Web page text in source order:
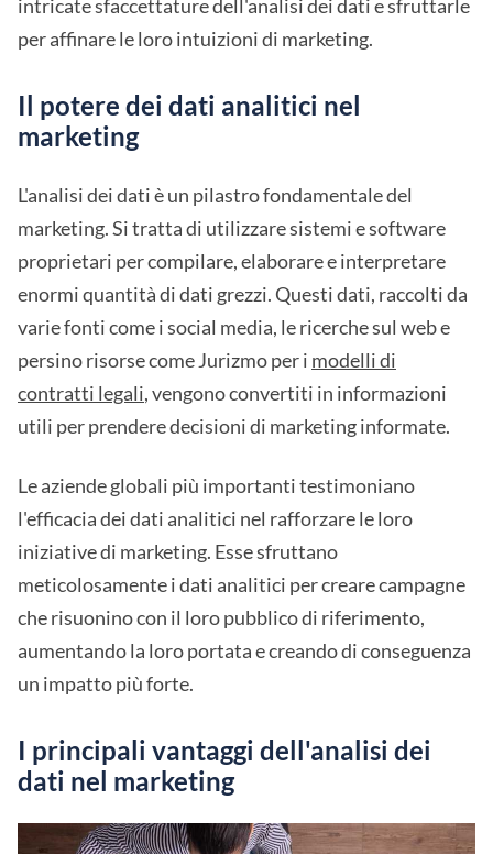
intricate sfaccettature dell'analisi dei dati e sfruttarle
per affinare le loro intuizioni di marketing.
Il potere dei dati analitici nel
marketing
L'analisi dei dati è un pilastro fondamentale del
marketing. Si tratta di utilizzare sistemi e software
proprietari per compilare, elaborare e interpretare
enormi quantità di dati grezzi. Questi dati, raccolti da
varie fonti come i social media, le ricerche sul web e
persino risorse come Jurizmo per i modelli di
contratti legali, vengono convertiti in informazioni
utili per prendere decisioni di marketing informate.
Le aziende globali più importanti testimoniano
l'efficacia dei dati analitici nel rafforzare le loro
iniziative di marketing. Esse sfruttano
meticolosamente i dati analitici per creare campagne
che risuonino con il loro pubblico di riferimento,
aumentando la loro portata e creando di conseguenza
un impatto più forte.
I principali vantaggi dell'analisi dei
dati nel marketing